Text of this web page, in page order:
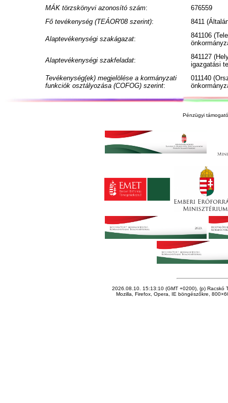
MÁK törzskönyvi azonosító szám:
676559
Fő tevékenység (TEÁOR'08 szerint): 8411
Alaptevékenységi szakágazat:
841106
Alaptevékenységi szakfeladat:
841127
igazgatási
Tevékenység(ek) megjelölése a kormányzati
funkciók osztályozása (COFOG) szerint:
011140
Pénzügyi
2026.08.10. 15:13:10 (GMT +0200), (p) Racskó
Mozilla, Firefox, Opera, IE böngészőkre,